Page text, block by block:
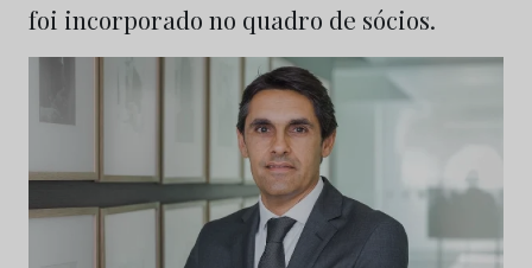
foi incorporado no quadro de sócios.